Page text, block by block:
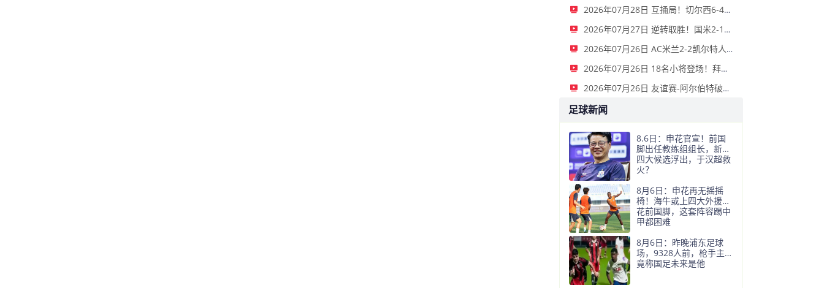
2026年07月28日 互捅局！切尔西6-4西悉尼漫步者 佩德罗替补3射1传阿隆索开门红
2026年07月27日 逆转取胜！国米2-1卡尔斯鲁厄 迪乌夫绝杀+双响+世界波破门
2026年07月26日 AC米兰2-2凯尔特人 18岁卡马达5分钟双响救主阿莫林迎执教首秀
2026年07月26日 18名小将登场！拜仁1-2德丙球队韦恩 比朔夫点射乌尔赖希“下蛋”
2026年07月26日 友谊赛-阿尔伯特破门 多特1-2遭杜塞尔多夫逆转
足球新闻
8.6日：申花官宣！前国
脚出任教练组组长，新帅
四大候选浮出，于汉超救
火？
8月6日：申花再无摇摇
椅！海牛或上四大外援摧
花前国脚，这套阵容踢中
甲都困难
8月6日：昨晚浦东足球
场，9328人前，枪手主帅
竟称国足未来是他